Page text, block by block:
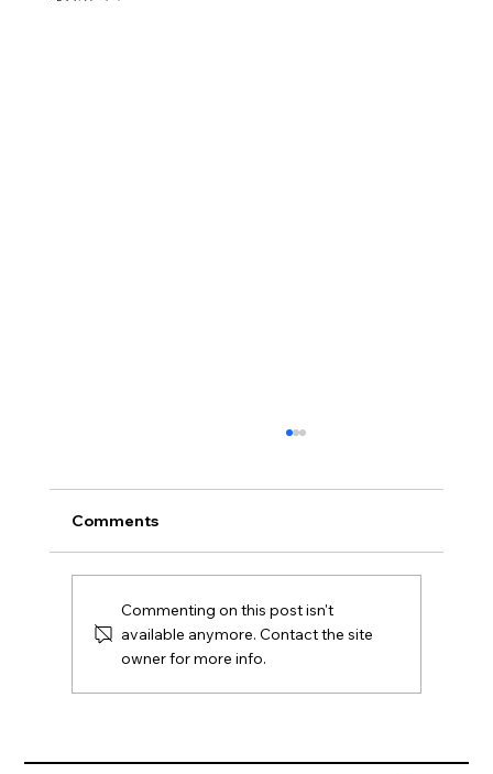
Equipment Support - The Sparring
Comments
Commenting on this post isn't
available anymore. Contact the site
owner for more info.